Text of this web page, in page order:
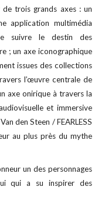
de trois grands axes : un
application multimédia
suivre le destin des
; un axe iconographique
issues des collections
l’œuvre centrale de
axe onirique à travers la
et immersive
den Steen / FEARLESS
au plus près du mythe
un des personnages
qui a su inspirer des